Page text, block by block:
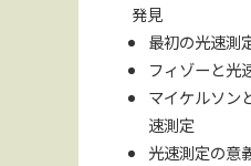
発見
最初の光速測
フィゾーと光
マイケルソン
速測定
光速測定の意